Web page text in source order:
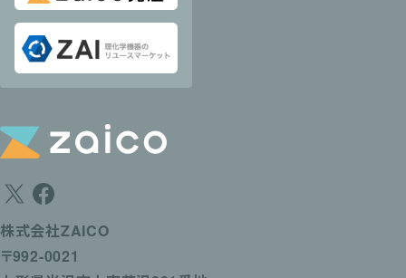
株式会社ZAICO
〒992-0021